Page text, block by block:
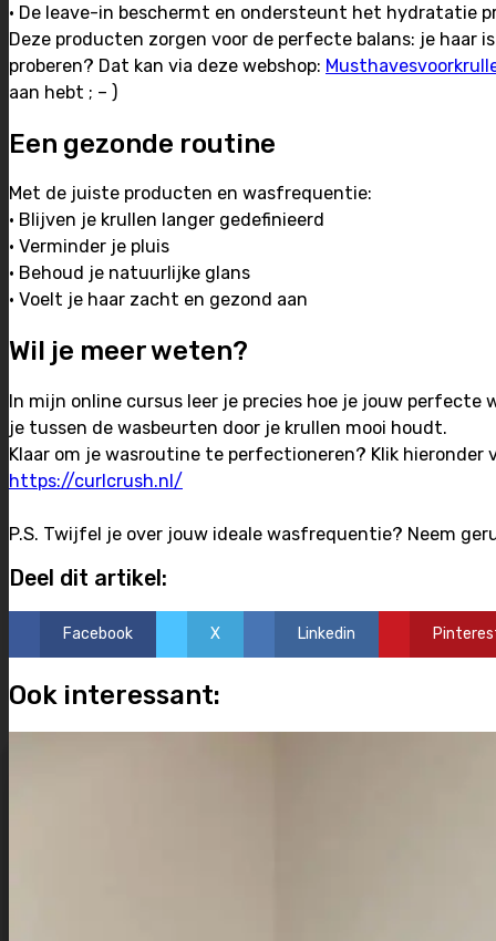
• De leave-in beschermt en ondersteunt het hydratatie
Deze producten zorgen voor de perfecte balans: je haar
proberen? Dat kan via deze webshop:
aan hebt ; – )
Een gezonde routine
Met de juiste producten en wasfrequentie:
• Blijven je krullen langer gedefinieerd
• Verminder je pluis
• Behoud je natuurlijke glans
• Voelt je haar zacht en gezond aan
Wil je meer weten?
In mijn online cursus leer je precies hoe je jouw
je tussen de wasbeurten door je krullen mooi houdt.
Klaar om je wasroutine te perfectioneren? Klik hieronder
https://curlcrush.nl/
P.S. Twijfel je over jouw ideale wasfrequentie? Neem
Deel dit artikel:
Facebook X Linkedin
Ook interessant: